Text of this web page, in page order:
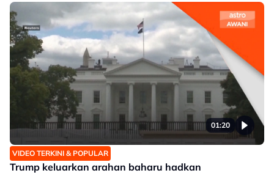
01:20
VIDEO TERKINI & POPULAR
Trump keluarkan arahan baharu hadkan